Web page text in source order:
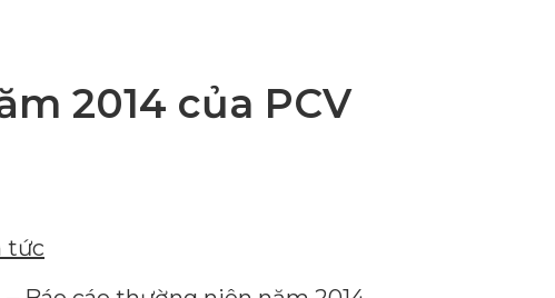
2014 của PCV
tức